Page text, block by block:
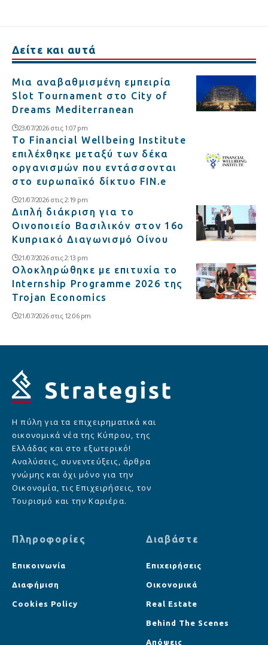
Δείτε και αυτά
Μια αναβαθμισμένη εμπειρία
Slot Tournament στο City of
Dreams Mediterranean
23/07/2026 στις 1:07 pm
Το Financial Wellbeing Institute
επιλέχθηκε μεταξύ των δέκα
οργανισμών που εντάσσονται
στο ευρωπαϊκό δίκτυο FIN.e
21/07/2026 στις 2:19 pm
Διπλή διάκριση για το
Οινοποιείο Βασιλικόν στον 16ο
Κυπριακό Διαγωνισμό Οίνου
21/07/2026 στις 2:13 pm
Ολοκληρώθηκε με επιτυχία το
Internship Programme 2026 της
Trojan Economics
21/07/2026 στις 12:06 pm
Η πύλη για τα επιχειρηματικά και
οικονομικά νέα της Κύπρου, της
Ελλάδας και στο εξωτερικό!
Αναλύσεις, συνεντεύξεις, άρθρα
γνώμης και όχι μόνο για την
Οικονομία, τις Επιχειρήσεις, τον
Τουρισμό και την Καριέρα.
Πληροφορίες
Επικοινωνία
Διαφήμιση
Cookies Policy
Διαβάστε
Επιχειρήσεις
Οικονομικά
Real Estate
Behind The Scenes
Απόψεις